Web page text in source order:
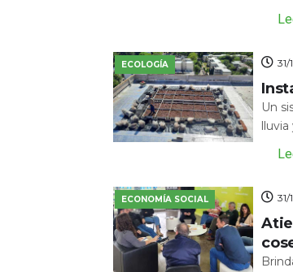
ECOLOGÍA 31/
Un
lluvia
ECONOMÍA SOCIAL 31/